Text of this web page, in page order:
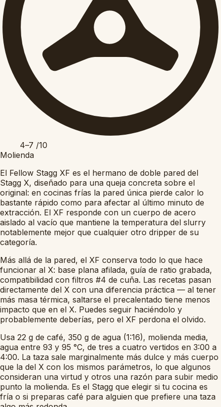
4–7 /10
Molienda
El Fellow Stagg XF es el hermano de doble pared del
Stagg X, diseñado para una queja concreta sobre el
original: en cocinas frías la pared única pierde calor lo
bastante rápido como para afectar al último minuto de
extracción. El XF responde con un cuerpo de acero
aislado al vacío que mantiene la temperatura del slurry
notablemente mejor que cualquier otro dripper de su
categoría.
Más allá de la pared, el XF conserva todo lo que hace
funcionar al X: base plana afilada, guía de ratio grabada,
compatibilidad con filtros #4 de cuña. Las recetas pasan
directamente del X con una diferencia práctica — al tener
más masa térmica, saltarse el precalentado tiene menos
impacto que en el X. Puedes seguir haciéndolo y
probablemente deberías, pero el XF perdona el olvido.
Usa 22 g de café, 350 g de agua (1:16), molienda media,
agua entre 93 y 95 °C, de tres a cuatro vertidos en 3:00 a
4:00. La taza sale marginalmente más dulce y más cuerpo
que la del X con los mismos parámetros, lo que algunos
consideran una virtud y otros una razón para subir medio
punto la molienda. Es el Stagg que elegir si tu cocina es
fría o si preparas café para alguien que prefiere una taza